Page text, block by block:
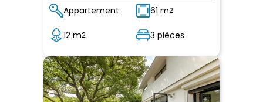
Appartement 61 m2
12 m2 3 pièces